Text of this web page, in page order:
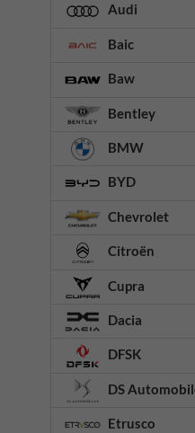
Audi
Baic
Baw
Bentley
BMW
BYD
Chevrolet
Citroën
Cupra
Dacia
DFSK
DS
Etrusco